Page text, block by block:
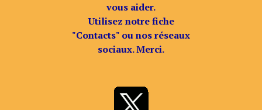
vous aider.
Utilisez notre fiche
"Contacts" ou nos réseaux
sociaux. Merci.